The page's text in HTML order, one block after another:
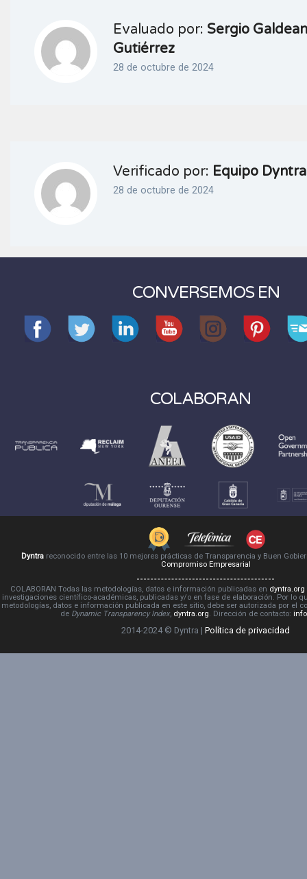
Evaluado por: Sergio
Gutiérrez
28 de octubre de 2024
Verificado por: Equipo Dyntra
28 de octubre de 2024
CONVERSEMOS EN
COLABORAN
Dyntrareconocido entre las 10 mejores prácticas de Transparencia y Buen
Compromiso Empresarial
COLABORAN Todas las metodologías, datos e información publicadas en dyntra.org
investigaciones científico-académicas, publicadas y/o en fase de elaboración. Por lo
metodologías, datos e información publicada en este sitio, debe ser autorizada por el
de Dynamic Transparency Index, dyntra.org. Dirección de contacto:
2014-2024 © Dyntra | Política de privacidad